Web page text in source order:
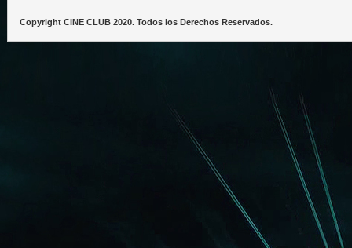
Copyright CINE CLUB 2020. Todos los Derechos Reservados.